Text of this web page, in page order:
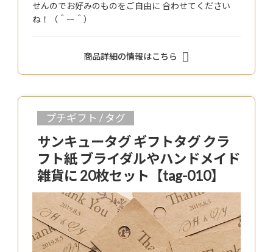
せんのでお好みのものをご自由に 合わせてください
ね！（＾ー＾）
商品詳細の情報はこちら
プチギフト / タグ
サンキュータグ ギフトタグ クラ
フト紙 ブライダルやハンドメイド
雑貨に 20枚セット【tag-010】